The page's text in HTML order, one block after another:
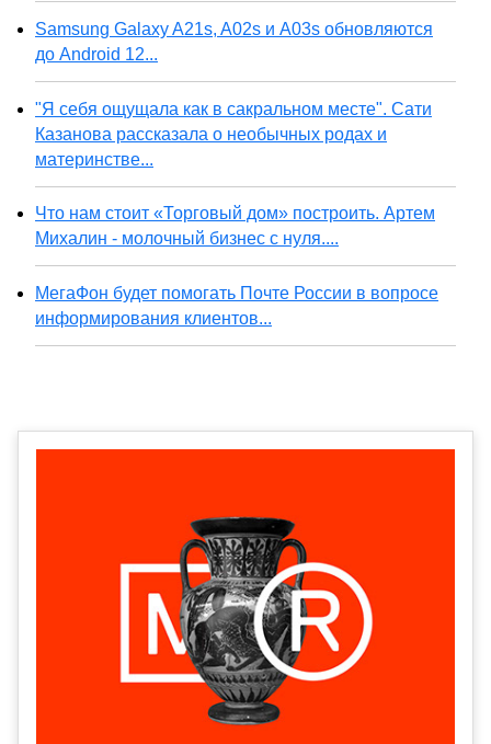
Samsung Galaxy A21s, A02s и A03s обновляются
до Android 12...
"Я себя ощущала как в сакральном месте". Сати
Казанова рассказала о необычных родах и
материнстве...
Что нам стоит «Торговый дом» построить. Артем
Михалин - молочный бизнес с нуля....
МегаФон будет помогать Почте России в вопросе
информирования клиентов...